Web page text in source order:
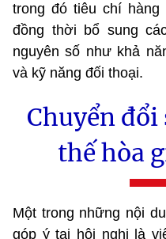
trong đó tiêu chí
đồng thời bổ sung
nguyên số như khả
và kỹ năng đối thoại.
Chuyển
thế hòa
Một trong những nội
góp ý tại hội nghị là